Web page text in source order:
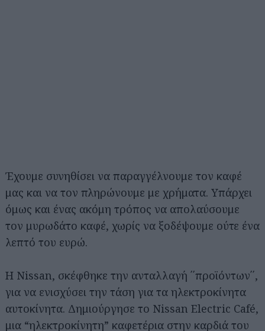
Έχουμε συνηθίσει να παραγγέλνουμε τον καφέ
μας και να τον πληρώνουμε με χρήματα. Υπάρχει
όμως και ένας ακόμη τρόπος να απολαύσουμε
τον μυρωδάτο καφέ, χωρίς να ξοδέψουμε ούτε ένα
λεπτό του ευρώ.
Η Nissan, σκέφθηκε την ανταλλαγή ΄΄προϊόντων΄΄,
για να ενισχύσει την τάση για τα ηλεκτροκίνητα
αυτοκίνητα. Δημιούργησε το Nissan Electric Café,
μια “ηλεκτροκίνητη” καφετέρια στην καρδιά του